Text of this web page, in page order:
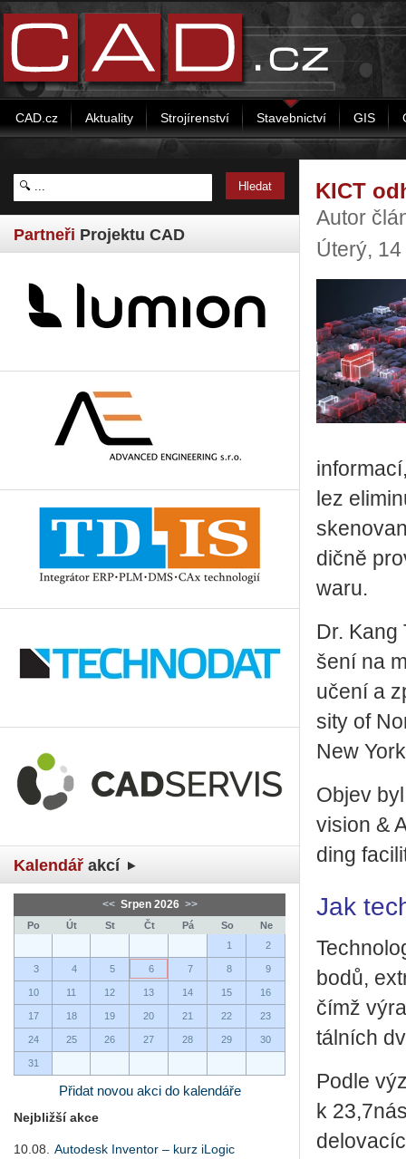
CAD.cz Aktuality Strojírenství Stavebnictví GIS
Partneři Projektu CAD
Kalendář akcí
<< Srpen 2026 >>
Po Út St Čt Pá So
Ne
1
2
3 4 5 6 7 8 9
10 11 12 13 14 15 16
17 18 19 20 21 22 23
24 25 26 27 28 29 30
31
Přidat novou akci do kalendáře
Nejbližší akce
10.08.
Autodesk Inventor – kurz iLogic
KICT
Autor
Úterý,
lez
dič­ně
wa­ru.
Dr.
še­ní na
učení a
si­ty of
New
Objev
vi­si­on &
ding
Jak
bodů,
čímž
tál­ních
Podle
k